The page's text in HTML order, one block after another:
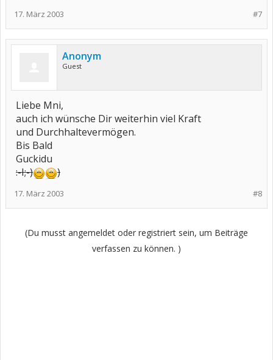
#7
17. März 2003
Anonym
Guest
Liebe Mni,
auch ich wünsche Dir weiterhin viel Kraft
und Durchhaltevermögen.
Bis Bald
Guckidu
:-I;-) )
#8
17. März 2003
(Du musst angemeldet oder registriert sein, um Beiträge
verfassen zu können. )